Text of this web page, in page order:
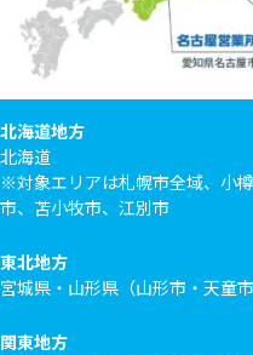
北海道地方
北海道
※対象エリアは札幌市全域、小
市、苫小牧市、江別市
東北地方
宮城県・山形県（山形市・天童市
関東地方